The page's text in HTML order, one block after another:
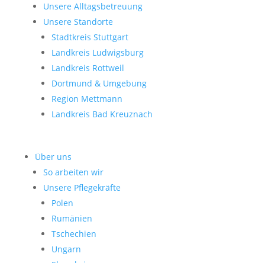
Unsere Alltagsbetreuung
Unsere Standorte
Stadtkreis Stuttgart
Landkreis Ludwigsburg
Landkreis Rottweil
Dortmund & Umgebung
Region Mettmann
Landkreis Bad Kreuznach
Über uns
So arbeiten wir
Unsere Pflegekräfte
Polen
Rumänien
Tschechien
Ungarn